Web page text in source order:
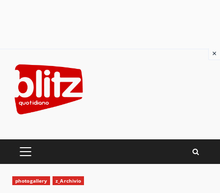
content
PRIMARY
photogallery z_Archivio
×